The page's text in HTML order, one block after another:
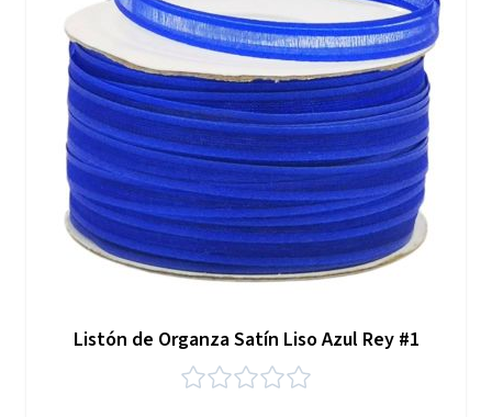
Listón de Organza Satín Liso Azul Rey #1